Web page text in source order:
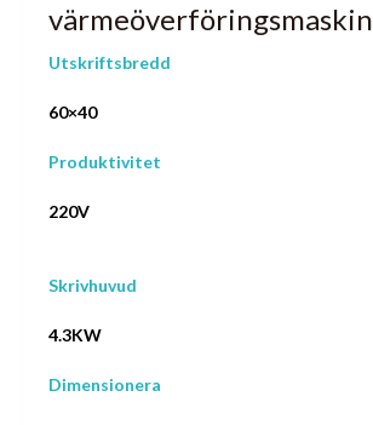
värmeöverföringsmaskin
Utskriftsbredd
60×40
Produktivitet
220V
Skrivhuvud
4.3KW
Dimensionera